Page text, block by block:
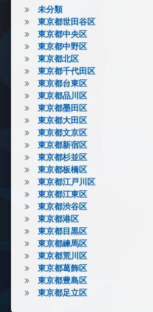
未分類
東京都世田谷区
東京都中央区
東京都中野区
東京都北区
東京都千代田区
東京都台東区
東京都品川区
東京都墨田区
東京都大田区
東京都文京区
東京都新宿区
東京都杉並区
東京都板橋区
東京都江戸川区
東京都江東区
東京都渋谷区
東京都港区
東京都目黒区
東京都練馬区
東京都荒川区
東京都葛飾区
東京都豊島区
東京都足立区